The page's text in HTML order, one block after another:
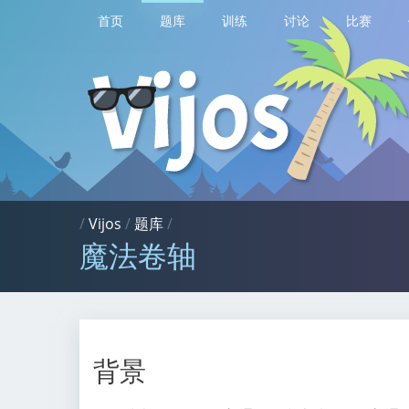
首页 题库 训练 讨论 比赛
/Vijos /题库/
魔法卷轴
背景